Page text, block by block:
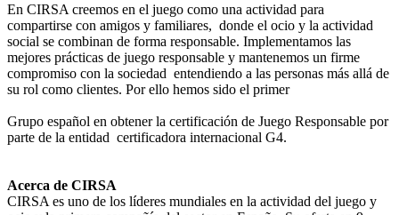
En CIRSA creemos en el juego como una actividad para
compartirse con amigos y familiares, donde el ocio y la actividad
social se combinan de forma responsable. Implementamos las
mejores prácticas de juego responsable y mantenemos un firme
compromiso con la sociedad entendiendo a las personas más allá de
su rol como clientes. Por ello hemos sido el primer
Grupo español en obtener la certificación de Juego Responsable por
parte de la entidad certificadora internacional G4.
Acerca de CIRSA
CIRSA es uno de los líderes mundiales en la actividad del juego y